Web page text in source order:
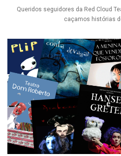
Queridos seguidores da Red Cloud
caçamos histórias